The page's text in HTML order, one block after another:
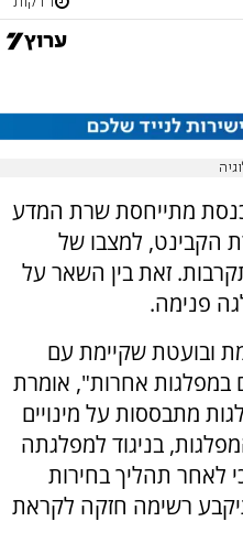
השידור של ערוץ 7 בכנסת מתייחסת שרת המדע
הקבינט, למצבו של
זאת בין השאר על
פנימה.
ובועטת שקיימת עם
במפלגות אחרות", אומרת
מתבססות על מינויים
בניגוד למפלגתה
לאחר תהליך בחירות
רשימה חזקה לקראת